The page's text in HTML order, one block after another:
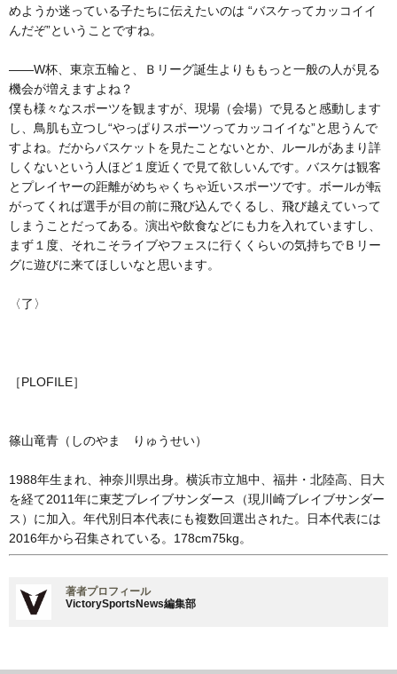
めようか迷っている子たちに伝えたいのは “バスケってカッコイイ
んだぞ”ということですね。
――W杯、東京五輪と、Ｂリーグ誕生よりももっと一般の人が見る
機会が増えますよね？
僕も様々なスポーツを観ますが、現場（会場）で見ると感動します
し、鳥肌も立つし“やっぱりスポーツってカッコイイな”と思うんで
すよね。だからバスケットを見たことないとか、ルールがあまり詳
しくないという人ほど１度近くで見て欲しいんです。バスケは観客
とプレイヤーの距離がめちゃくちゃ近いスポーツです。ボールが転
がってくれば選手が目の前に飛び込んでくるし、飛び越えていって
しまうことだってある。演出や飲食などにも力を入れていますし、
まず１度、それこそライブやフェスに行くくらいの気持ちでＢリー
グに遊びに来てほしいなと思います。
〈了〉
［PLOFILE］
篠山竜青（しのやま りゅうせい）
1988年生まれ、神奈川県出身。横浜市立旭中、福井・北陸高、日大
を経て2011年に東芝ブレイブサンダース（現川崎ブレイブサンダー
ス）に加入。年代別日本代表にも複数回選出された。日本代表には
2016年から召集されている。178cm75kg。
著者プロフィール
VictorySportsNews編集部